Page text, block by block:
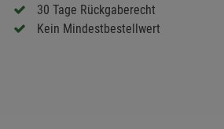
30 Tage Rückgaberecht
Kein Mindestbestellwert